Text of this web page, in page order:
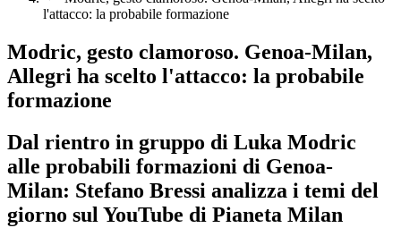
l'attacco: la probabile formazione
Modric, gesto clamoroso. Genoa-Milan,
Allegri ha scelto l'attacco: la probabile
formazione
Dal rientro in gruppo di Luka Modric
alle probabili formazioni di Genoa-
Milan: Stefano Bressi analizza i temi del
giorno sul YouTube di Pianeta Milan